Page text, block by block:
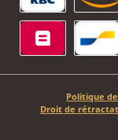
KBC/CBC
Politique
Droit de